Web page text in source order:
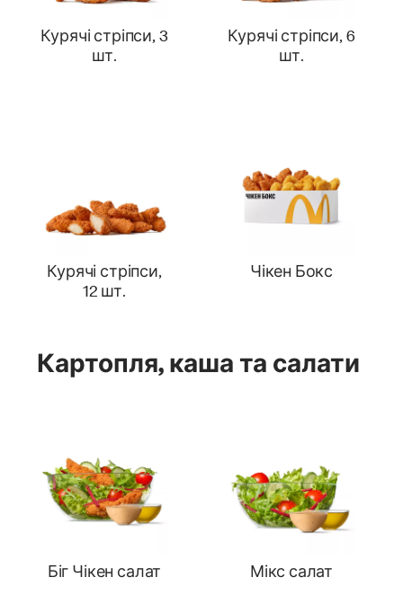
Курячі стріпси, 3
шт.
Курячі стріпси, 6
шт.
Курячі стріпси,
12 шт.
Чікен Бокс
Картопля, каша та салати
Біг Чікен салат Мікс салат